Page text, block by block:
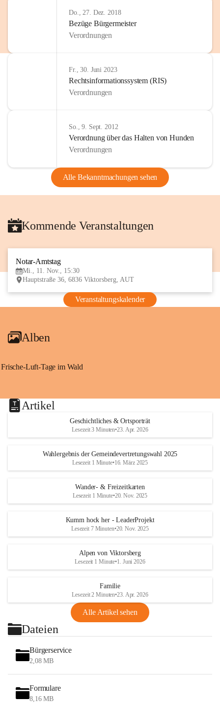
Do., 27. Dez. 2018
Bezüge Bürgermeister
Verordnungen
Fr., 30. Juni 2023
Rechtsinformationssystem (RIS)
Verordnungen
So., 9. Sept. 2012
Verordnung über das Halten von Hunden
Verordnungen
Alle Bekanntmachungen sehen
Kommende Veranstaltungen
Notar-Amtstag
Mi., 11. Nov., 15:30
Hauptstraße 36, 6836 Viktorsberg, AUT
Veranstaltungskalender
Alben
Frische-Luft-Tage im Wald
Artikel
Geschichtliches & Ortsporträt
Lesezeit 3 Minuten•23. Apr. 2026
Wahlergebnis der Gemeindevertretungswahl 2025
Lesezeit 1 Minute•16. März 2025
Wander- & Freizeitkarten
Lesezeit 1 Minute•20. Nov. 2025
Kumm hock her - LeaderProjekt
Lesezeit 7 Minuten•20. Nov. 2025
Alpen von Viktorsberg
Lesezeit 1 Minute•1. Juni 2026
Familie
Lesezeit 2 Minuten•23. Apr. 2026
Alle Artikel sehen
Dateien
Bürgerservice
2,08 MB
Formulare
8,16 MB